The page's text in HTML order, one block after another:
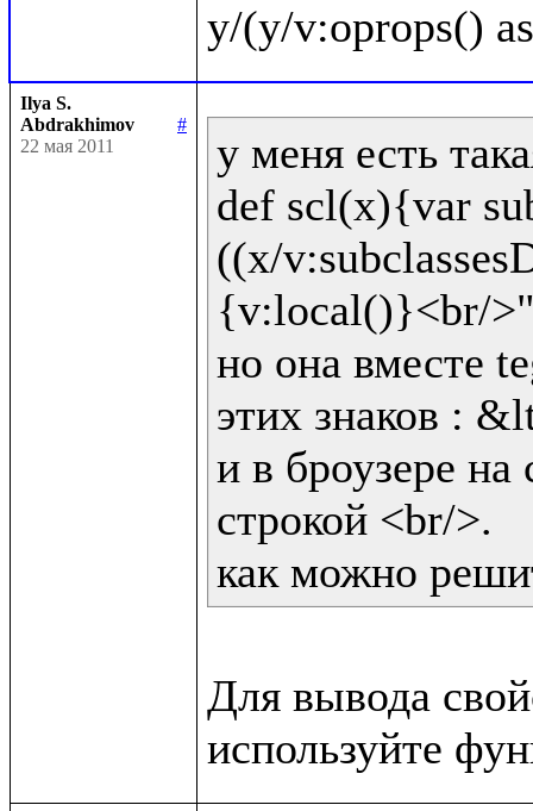
Ilya S.
Abdrakhimov
#
22 мая 2011
у меня есть
def scl(x){var
((x/
{v:local()}<br/
но она вместе
этих знаков :
и в броузере на
строкой <br/>.
как можно
Для вывода